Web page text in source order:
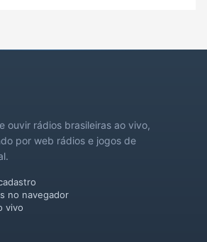
ouvir rádios brasileiras ao vivo,
por web rádios e jogos de
no navegador
vivo